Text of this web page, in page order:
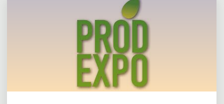
SZAKKIÁLLÍTÁS
–
ROMÁNIA,
KOLOZSVÁR"